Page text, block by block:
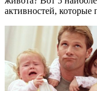
активностей, которые